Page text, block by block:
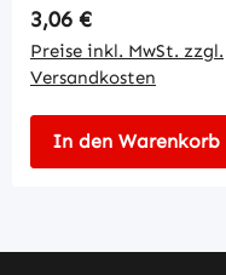
Regulärer Preis:
3,06 €
Preise inkl. MwSt. zzgl.
Versandkosten
In den Warenkorb